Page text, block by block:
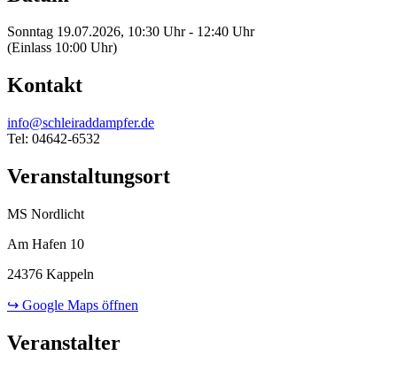
Sonntag 19.07.2026, 10:30 Uhr - 12:40 Uhr
(Einlass 10:00 Uhr)
Kontakt
info@schleiraddampfer.de
Tel: 04642-6532
Veranstaltungsort
MS Nordlicht
Am Hafen 10
24376 Kappeln
↪ Google Maps öffnen
Veranstalter